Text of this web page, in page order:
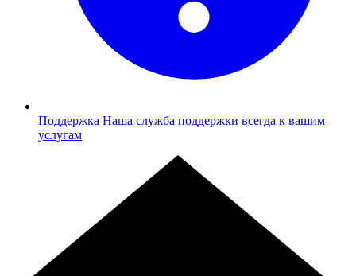
Поддержка Наша служба поддержки всегда к вашим
услугам